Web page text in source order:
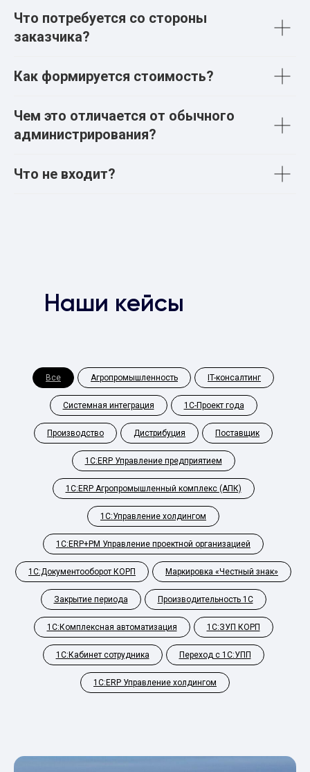
Что потребуется со стороны
заказчика?
Как формируется стоимость?
Чем это отличается от обычного
администрирования?
Что не входит?
Наши кейсы
Все Агропромышленность IT-консалтинг
Системная интеграция 1С-Проект года
Производство Дистрибуция Поставщик
1С:ERP Управление предприятием
1С:ERP Агропромышленный комплекс (АПК)
1С:Управление холдингом
1С:ERP+PM Управление проектной организацией
1С:Документооборот КОРП Маркировка «Честный знак»
Закрытие периода Производительность 1С
1С:Комплексная автоматизация 1С:ЗУП КОРП
1С:Кабинет сотрудника Переход с 1С:УПП
1С:ERP Управление холдингом